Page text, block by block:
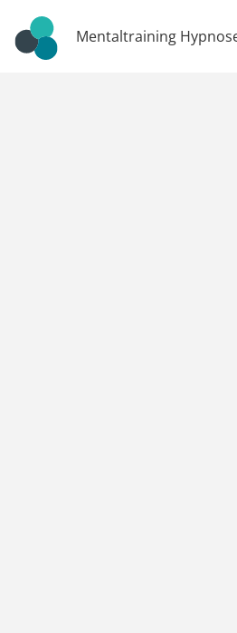
Mentaltraining